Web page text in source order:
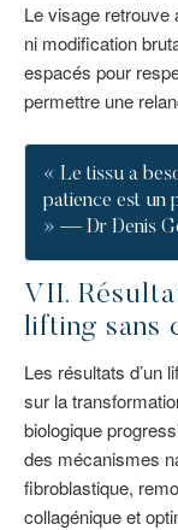
Le visage retrouve
ni modification
espacés pour
permettre une
« Le tissu a
patience est un
» — Dr Denis
VII.
lifting sans
Les résultats d’un
sur la
biologique
des mécanismes
fibroblastique,
collagénique et